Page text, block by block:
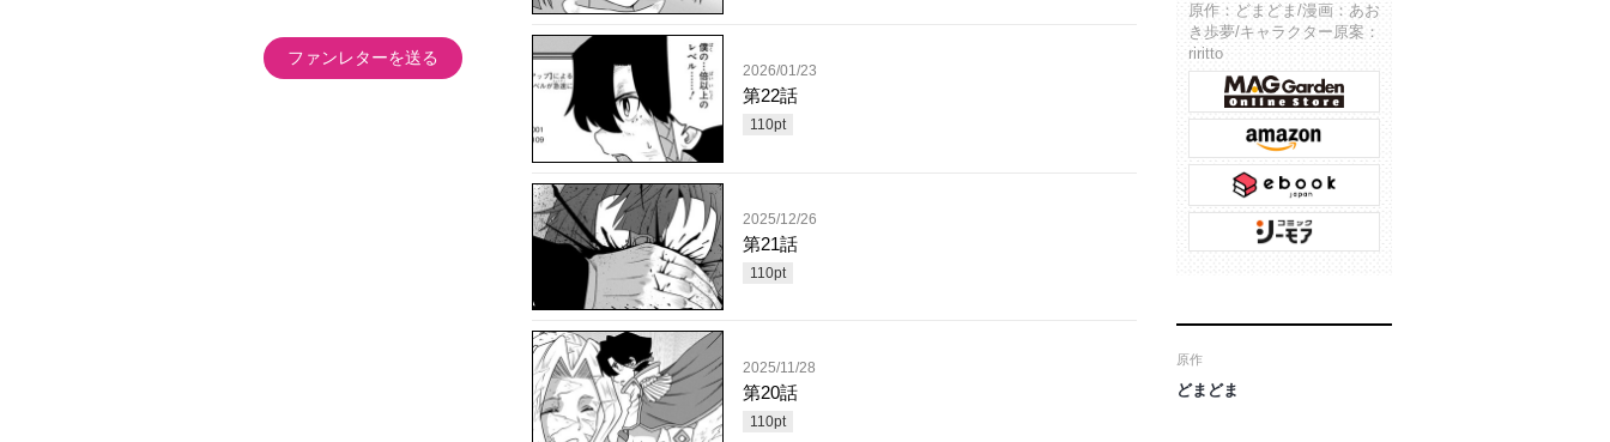
ファンレターを送る
2026/01/23
第22話
110pt
2025/12/26
第21話
110pt
2025/11/28
第20話
110pt
原作：どまどま/漫画：あお
き歩夢/キャラクター原案：
riritto
原作
どまどま